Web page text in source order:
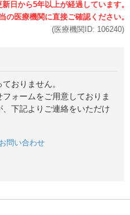
(医療機関ID: 106240)
おりません。
ォームをご用意しておりま
下記よりご連絡をいただけ
問い合わせ